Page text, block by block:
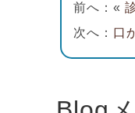
前へ：«
次へ： 口